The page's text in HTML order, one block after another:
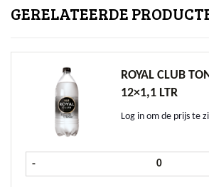
GERELATEERDE
ROYAL CLUB
12×1,1 LTR
Log in om de prijs te
- Royal Club